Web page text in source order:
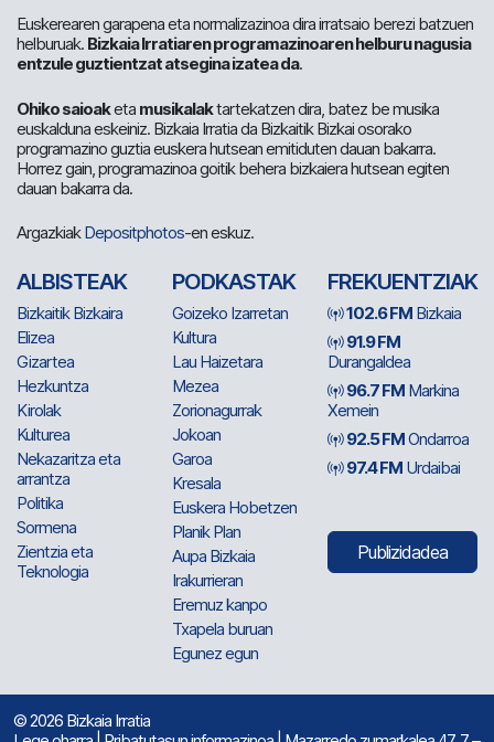
Euskerearen garapena eta normalizazinoa dira irratsaio berezi batzuen
helburuak. Bizkaia Irratiaren programazinoaren helburu nagusia
entzule guztientzat atsegina izatea da.
Ohiko saioaketa musikalaktartekatzen dira, batez be musika
euskalduna eskeiniz. Bizkaia Irratia da Bizkaitik Bizkai osorako
programazino guztia euskera hutsean emitiduten dauan bakarra.
Horrez gain, programazinoa goitik behera bizkaiera hutsean egiten
dauan bakarra da.
ArgazkiakDepositphotos-en eskuz.
ALBISTEAK
Bizkaitik Bizkaira
Elizea
Gizartea
Hezkuntza
Kirolak
Kulturea
Nekazaritza eta
arrantza
Politika
Sormena
Zientzia eta
Teknologia
PODKASTAK
Goizeko Izarretan
Kultura
Lau Haizetara
Mezea
Zorionagurrak
Jokoan
Garoa
Kresala
Euskera Hobetzen
Planik Plan
Aupa Bizkaia
Irakurrieran
Eremuz kanpo
Txapela buruan
Egunez egun
FREKUENTZIAK
102.6 FM Bizkaia
91.9 FM
Durangaldea
96.7 FM Markina
Xemein
92.5 FMOndarroa
97.4 FM Urdaibai
Publizidadea
© 2026 Bizkaia Irratia